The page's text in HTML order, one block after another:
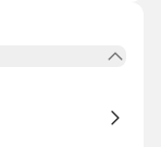
begeleid ik
Mijn sessies